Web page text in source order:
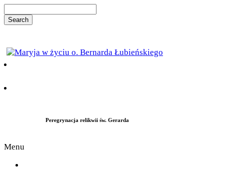
Peregrynacja relikwii św. Gerarda
Menu